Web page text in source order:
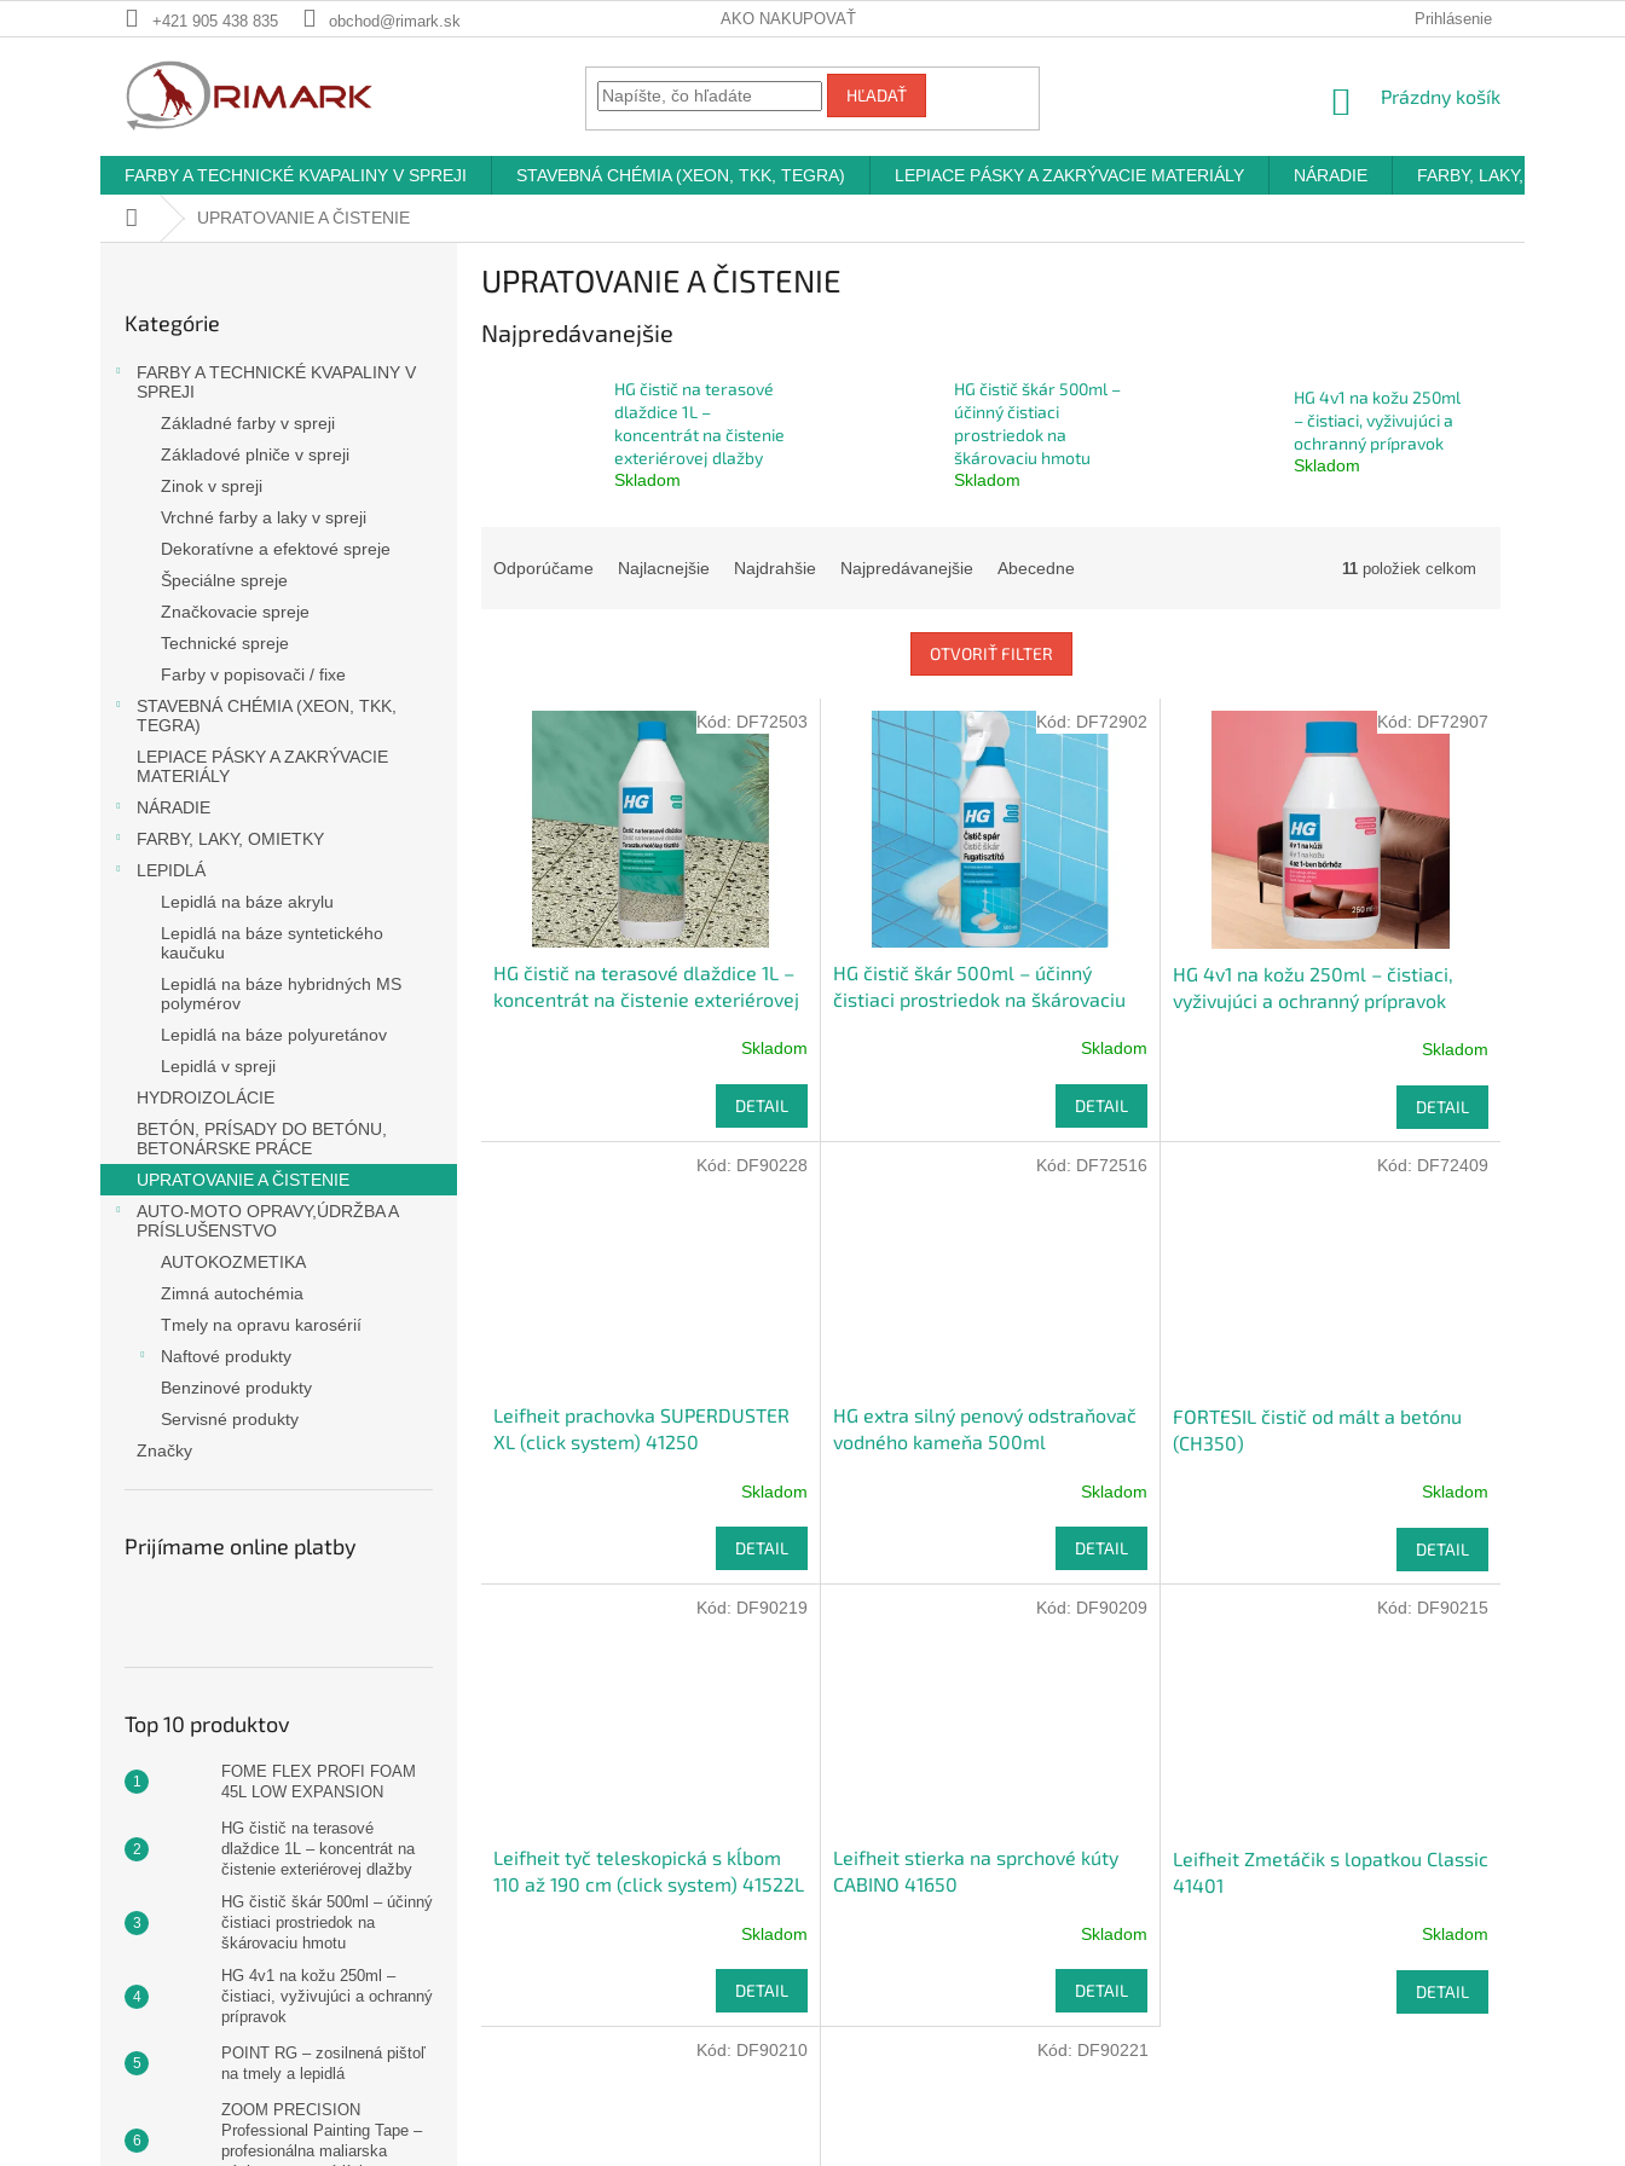
na
+421 905 438 835 obchod@rimark.sk AKO NAKUPOVAŤ Prihlásenie
HĽADAŤ
NÁKUPNÝ
Prázdny košík
FARBY A TECHNICKÉ KVAPALINY V SPREJI STAVEBNÁ CHÉMIA (XEON, TKK, TEGRA) LEPIACE PÁSKY A ZAKRÝVACIE MATERIÁLY NÁRADIE FARBY, LAKY, OMIETKY
DomovUPRATOVANIE A ČISTENIE
kategórie
Kategórie
FARBY A TECHNICKÉ KVAPALINY V
SPREJI
Základné farby v spreji
Základové plniče v spreji
Zinok v spreji
Vrchné farby a laky v spreji
Dekoratívne a efektové spreje
Špeciálne spreje
Značkovacie spreje
Technické spreje
Farby v popisovači / fixe
STAVEBNÁ CHÉMIA (XEON, TKK,
TEGRA)
LEPIACE PÁSKY A ZAKRÝVACIE
MATERIÁLY
NÁRADIE
FARBY, LAKY, OMIETKY
LEPIDLÁ
Lepidlá na báze akrylu
Lepidlá na báze syntetického
kaučuku
Lepidlá na báze hybridných MS
polymérov
Lepidlá na báze polyuretánov
Lepidlá v spreji
HYDROIZOLÁCIE
BETÓN, PRÍSADY DO BETÓNU,
BETONÁRSKE PRÁCE
UPRATOVANIE A ČISTENIE
AUTO-MOTO OPRAVY,ÚDRŽBA A
PRÍSLUŠENSTVO
AUTOKOZMETIKA
Zimná autochémia
Tmely na opravu karosérií
Naftové produkty
Benzinové produkty
Servisné produkty
Značky
Prijímame online platby
Top 10 produktov
FOME FLEX PROFI FOAM
45L LOW EXPANSION
HG čistič na terasové
dlaždice 1L – koncentrát na
čistenie exteriérovej dlažby
HG čistič škár 500ml – účinný
čistiaci prostriedok na
škárovaciu hmotu
HG 4v1 na kožu 250ml –
čistiaci, vyživujúci a ochranný
prípravok
POINT RG – zosilnená pištoľ
na tmely a lepidlá
ZOOM PRECISION
Professional Painting Tape –
profesionálna maliarska
UPRATOVANIE A ČISTENIE
Najpredávanejšie
HG čistič na terasové
dlaždice 1L –
koncentrát na čistenie
exteriérovej dlažby
Skladom
HG čistič škár 500ml –
účinný čistiaci
prostriedok na
škárovaciu hmotu
Skladom
HG 4v1 na kožu 250ml
– čistiaci, vyživujúci a
ochranný prípravok
Skladom
Odporúčame Najlacnejšie Najdrahšie Najpredávanejšie Abecedne 11 položiek celkom
OTVORIŤ FILTER
HG čistič na terasové dlaždice 1L –
koncentrát na čistenie exteriérovej
Skladom
DETAIL
Kód: DF72503
HG čistič škár 500ml – účinný
čistiaci prostriedok na škárovaciu
Skladom
DETAIL
Kód: DF72902
HG 4v1 na kožu 250ml – čistiaci,
vyživujúci a ochranný prípravok
Skladom
DETAIL
Kód: DF72907
Leifheit prachovka SUPERDUSTER
XL (click system) 41250
Skladom
DETAIL
Kód: DF90228
HG extra silný penový odstraňovač
vodného kameňa 500ml
Skladom
DETAIL
Kód: DF72516
FORTESIL čistič od mált a betónu
(CH350)
Skladom
DETAIL
Kód: DF72409
Leifheit tyč teleskopická s kĺbom
110 až 190 cm (click system) 41522L
Skladom
DETAIL
Kód: DF90219
Leifheit stierka na sprchové kúty
CABINO 41650
Skladom
DETAIL
Kód: DF90209
Leifheit Zmetáčik s lopatkou Classic
41401
Skladom
DETAIL
Kód: DF90215
Kód: DF90210 Kód: DF90221